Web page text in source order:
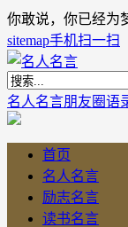
你敢说，你已经为
sitemap手机扫一扫
名人名言朋友圈语
首页
名人名言
励志名言
读书名言